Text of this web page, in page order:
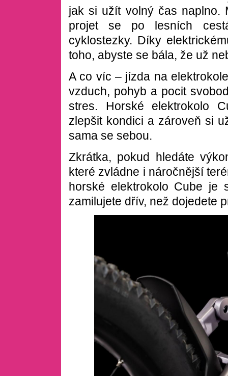
jak si užít volný čas naplno.
projet se po lesních
cyklostezky. Díky
toho, abyste se bála, že už
A co víc – jízda na
vzduch, pohyb a pocit
stres. Horské elektrokolo
zlepšit kondici a zároveň si
sama se sebou.
Zkrátka, pokud hledáte
které zvládne i náročnější
horské elektrokolo Cube je
zamilujete dřív, než dojedete